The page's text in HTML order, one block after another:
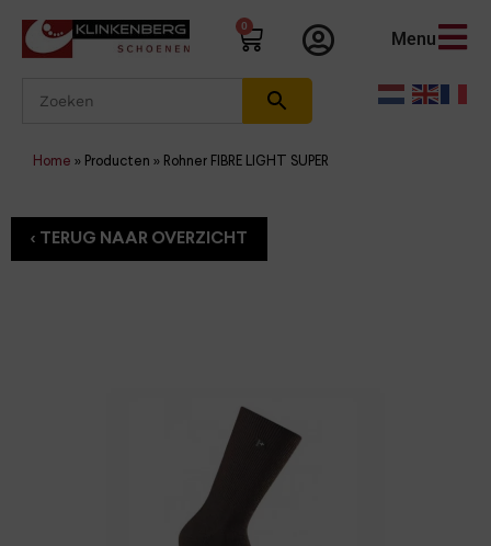
0
Menu
Home » Producten » Rohner FIBRE LIGHT SUPER